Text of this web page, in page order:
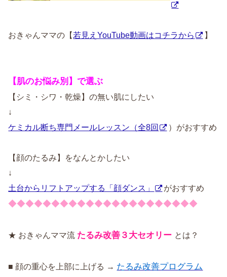
おきゃんママの【 若見えYouTube動画はコチラから 】
【肌のお悩み別】で選ぶ
【シミ・シワ・乾燥】の無い肌にしたい
↓
ケミカル断ち専門メールレッスン（全8回
）がおすすめ
【顔のたるみ】をなんとかしたい
↓
土台からリフトアップする「顔ダンス」
がおすすめ
◆◆◆◆◆◆◆◆◆◆◆◆◆◆◆◆◆◆◆◆◆◆
★ おきゃんママ流 たるみ改善３大セオリー とは？
■ 顔の重心を上部に上げる → たるみ改善プログラム